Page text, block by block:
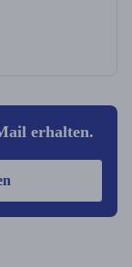
erhalten.